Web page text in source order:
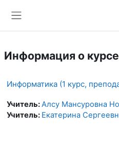
Информация о курсе
Информатика (1 курс,
Учитель:Алсу Мансуровна
Учитель: Екатерина